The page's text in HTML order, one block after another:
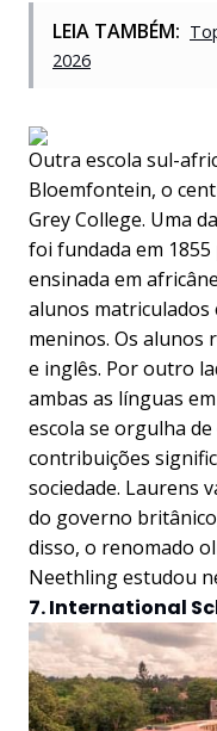
LEIA TAMBÉM:
2026
Outra escola sul-
Bloemfontein, o
Grey College. Uma
foi fundada em
ensinada em
alunos matriculados
meninos. Os alunos
e inglês. Por outro
ambas as línguas
escola se orgulha
contribuições
sociedade. Laurens
do governo
disso, o renomado
Neethling estudou
7. International